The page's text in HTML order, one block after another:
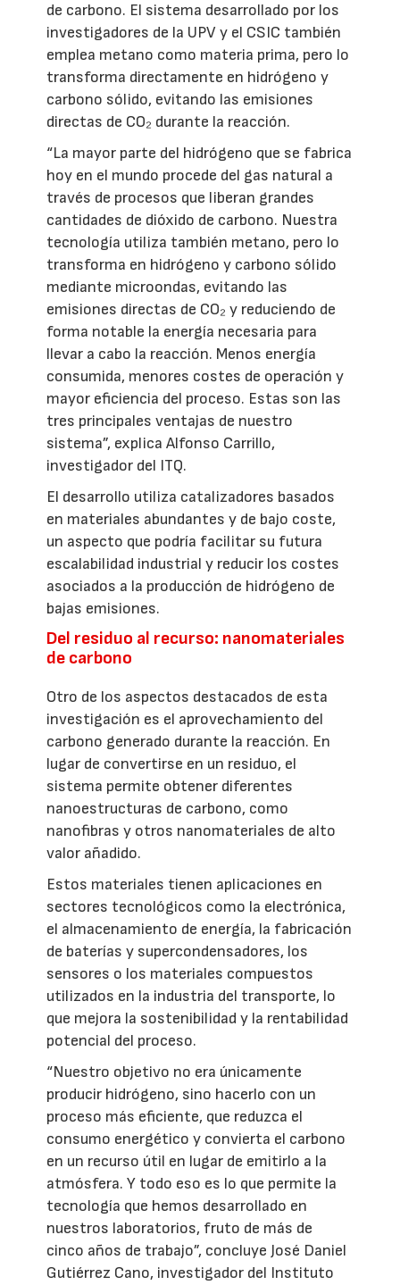
de carbono. El sistema desarrollado por los
investigadores de la UPV y el CSIC también
emplea metano como materia prima, pero lo
transforma directamente en hidrógeno y
carbono sólido, evitando las emisiones
directas de CO₂ durante la reacción.
“La mayor parte del hidrógeno que se fabrica
hoy en el mundo procede del gas natural a
través de procesos que liberan grandes
cantidades de dióxido de carbono. Nuestra
tecnología utiliza también metano, pero lo
transforma en hidrógeno y carbono sólido
mediante microondas, evitando las
emisiones directas de CO₂ y reduciendo de
forma notable la energía necesaria para
llevar a cabo la reacción. Menos energía
consumida, menores costes de operación y
mayor eficiencia del proceso. Estas son las
tres principales ventajas de nuestro
sistema”, explica Alfonso Carrillo,
investigador del ITQ.
El desarrollo utiliza catalizadores basados
en materiales abundantes y de bajo coste,
un aspecto que podría facilitar su futura
escalabilidad industrial y reducir los costes
asociados a la producción de hidrógeno de
bajas emisiones.
Del residuo al recurso: nanomateriales
de carbono
Otro de los aspectos destacados de esta
investigación es el aprovechamiento del
carbono generado durante la reacción. En
lugar de convertirse en un residuo, el
sistema permite obtener diferentes
nanoestructuras de carbono, como
nanofibras y otros nanomateriales de alto
valor añadido.
Estos materiales tienen aplicaciones en
sectores tecnológicos como la electrónica,
el almacenamiento de energía, la fabricación
de baterías y supercondensadores, los
sensores o los materiales compuestos
utilizados en la industria del transporte, lo
que mejora la sostenibilidad y la rentabilidad
potencial del proceso.
“Nuestro objetivo no era únicamente
producir hidrógeno, sino hacerlo con un
proceso más eficiente, que reduzca el
consumo energético y convierta el carbono
en un recurso útil en lugar de emitirlo a la
atmósfera. Y todo eso es lo que permite la
tecnología que hemos desarrollado en
nuestros laboratorios, fruto de más de
cinco años de trabajo”, concluye José Daniel
Gutiérrez Cano, investigador del Instituto